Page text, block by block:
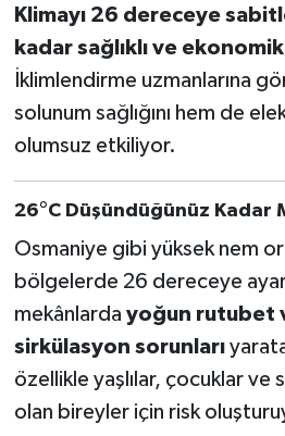
Klimayı 26 dereceye
kadar sağlıklı ve
İklimlendirme uzmanlarına
solunum sağlığını hem de
olumsuz etkiliyor.
26°C Düşündüğünüz Kadar
Osmaniye gibi yüksek nem
bölgelerde 26 dereceye
mekânlarda yoğun rutubet
sirkülasyon sorunları
özellikle yaşlılar, çocuklar ve
olan bireyler için risk